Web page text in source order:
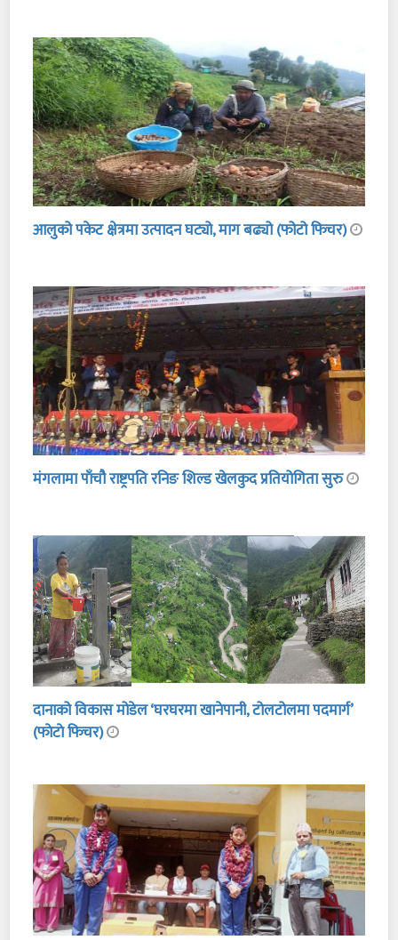
आलुको पकेट क्षेत्रमा उत्पादन घट्यो, माग बढ्यो (फोटो फिचर)
मंगलामा पाँचौ राष्ट्रपति रनिङ शिल्ड खेलकुद प्रतियोगिता सुरु
दानाको विकास मोडेल ‘घरघरमा खानेपानी, टोलटोलमा पदमार्ग’
(फाेटाे फिचर)